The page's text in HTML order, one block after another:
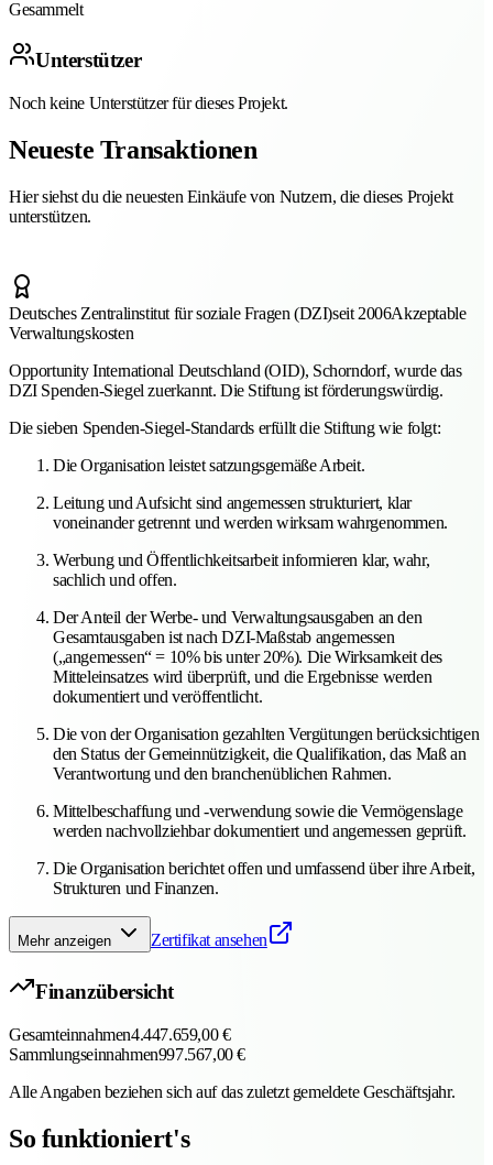
Gesammelt
Unterstützer
Noch keine Unterstützer für dieses Projekt.
Neueste Transaktionen
Hier siehst du die neuesten Einkäufe von Nutzern, die dieses Projekt
unterstützen.
Deutsches Zentralinstitut für soziale Fragen (DZI)seit 2006Akzeptable
Verwaltungskosten
Opportunity International Deutschland (OID), Schorndorf, wurde das
DZI Spenden-Siegel zuerkannt. Die Stiftung ist förderungswürdig.
Die sieben Spenden-Siegel-Standards erfüllt die Stiftung wie folgt:
Die Organisation leistet satzungsgemäße Arbeit.
Leitung und Aufsicht sind angemessen strukturiert, klar
voneinander getrennt und werden wirksam wahrgenommen.
Werbung und Öffentlichkeitsarbeit informieren klar, wahr,
sachlich und offen.
Der Anteil der Werbe- und Verwaltungsausgaben an den
Gesamtausgaben ist nach DZI-Maßstab angemessen
(„angemessen“ = 10% bis unter 20%). Die Wirksamkeit des
Mitteleinsatzes wird überprüft, und die Ergebnisse werden
dokumentiert und veröffentlicht.
Die von der Organisation gezahlten Vergütungen berücksichtigen
den Status der Gemeinnützigkeit, die Qualifikation, das Maß an
Verantwortung und den branchenüblichen Rahmen.
Mittelbeschaffung und -verwendung sowie die Vermögenslage
werden nachvollziehbar dokumentiert und angemessen geprüft.
Die Organisation berichtet offen und umfassend über ihre Arbeit,
Strukturen und Finanzen.
Mehr anzeigen Zertifikat ansehen
Finanzübersicht
Gesamteinnahmen4.447.659,00 €
Sammlungseinnahmen997.567,00 €
Alle Angaben beziehen sich auf das zuletzt gemeldete Geschäftsjahr.
So funktioniert's